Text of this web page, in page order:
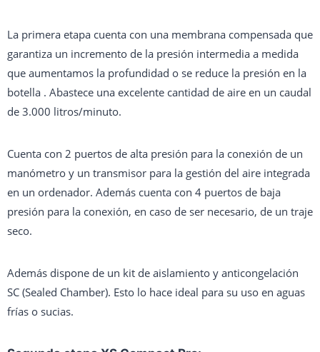
La primera etapa cuenta con una membrana compensada que
garantiza un incremento de la presión intermedia a medida
que aumentamos la profundidad o se reduce la presión en la
botella . Abastece una excelente cantidad de aire en un caudal
de 3.000 litros/minuto.
Cuenta con 2 puertos de alta presión para la conexión de un
manómetro y un transmisor para la gestión del aire integrada
en un ordenador. Además cuenta con 4 puertos de baja
presión para la conexión, en caso de ser necesario, de un traje
seco.
Además dispone de un kit de aislamiento y anticongelación
SC (Sealed Chamber). Esto lo hace ideal para su uso en aguas
frías o sucias.